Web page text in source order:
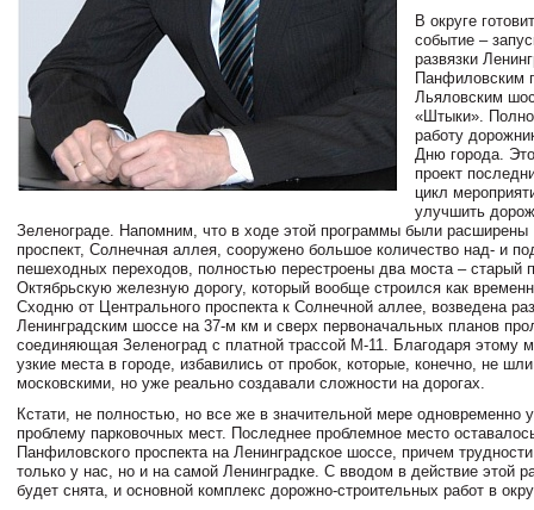
В округе
событие –
развязки
Панфиловским
Льяловским
«Штыки».
работу
Дню города.
проект
цикл
улучшить
Зеленограде. Напомним, что в ходе этой программы были
проспект, Солнечная аллея, сооружено большое количество над- и
пешеходных переходов, полностью перестроены два моста – старый
Октябрьскую железную дорогу, который вообще строился как
Сходню от Центрального проспекта к Солнечной аллее, возведена
Ленинградским шоссе на 37-м км и сверх первоначальных планов
соединяющая Зеленоград с платной трассой М-11. Благодаря этому
узкие места в городе, избавились от пробок, которые, конечно, не
московскими, но уже реально создавали сложности на дорогах.
Кстати, не полностью, но все же в значительной мере одновременно
проблему парковочных мест. Последнее проблемное место
Панфиловского проспекта на Ленинградское шоссе, причем
только у нас, но и на самой Ленинградке. С вводом в действие этой
будет снята, и основной комплекс дорожно-строительных работ в